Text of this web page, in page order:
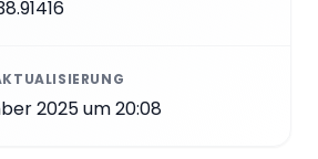
2025 um 20:08